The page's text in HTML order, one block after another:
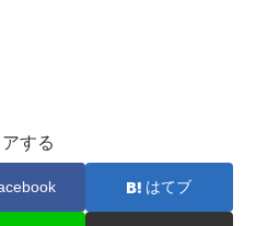
する
はてブ